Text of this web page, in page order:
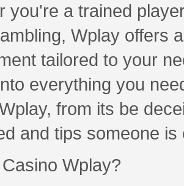
you're a trained
Wplay offers
tailored to your
everything you
from its be
and tips someone
Wplay?